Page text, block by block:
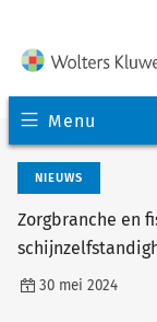
Menu
NIEUWS
Zorgbranche en
30 mei 2024